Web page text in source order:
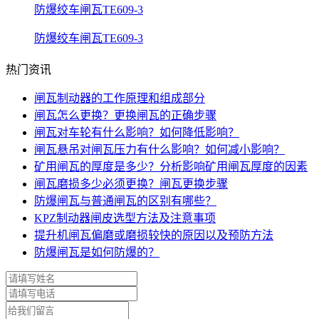
防爆绞车闸瓦TE609-3
防爆绞车闸瓦TE609-3
热门资讯
闸瓦制动器的工作原理和组成部分
闸瓦怎么更换？更换闸瓦的正确步骤
闸瓦对车轮有什么影响？如何降低影响？
闸瓦悬吊对闸瓦压力有什么影响？如何减小影响？
矿用闸瓦的厚度是多少？分析影响矿用闸瓦厚度的因素
闸瓦磨损多少必须更换？闸瓦更换步骤
防爆闸瓦与普通闸瓦的区别有哪些？
KPZ制动器闸皮选型方法及注意事项
提升机闸瓦偏磨或磨损较快的原因以及预防方法
防爆闸瓦是如何防爆的？